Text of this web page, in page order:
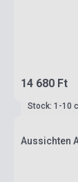
14 680 Ft
Stock: 1-10
Aussichten